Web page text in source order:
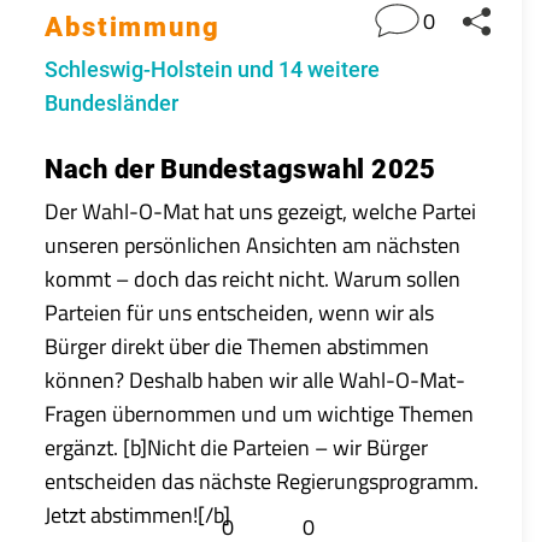
Abstimmung 0
Schleswig-Holstein und 14 weitere
Bundesländer
Nach der Bundestagswahl 2025
Der Wahl-O-Mat hat uns gezeigt, welche Partei
unseren persönlichen Ansichten am nächsten
kommt – doch das reicht nicht. Warum sollen
Parteien für uns entscheiden, wenn wir als
Bürger direkt über die Themen abstimmen
können? Deshalb haben wir alle Wahl-O-Mat-
Fragen übernommen und um wichtige Themen
ergänzt. [b]Nicht die Parteien – wir Bürger
entscheiden das nächste Regierungsprogramm.
Jetzt abstimmen![/b]
0 0